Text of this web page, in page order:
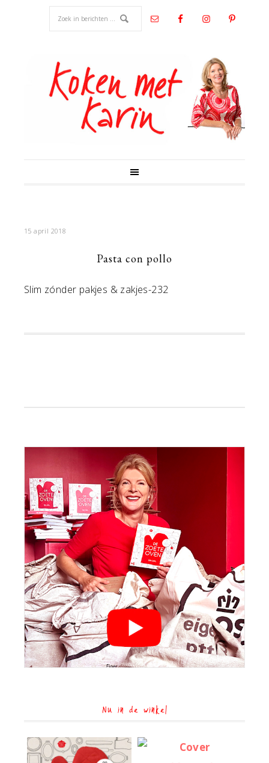
15 april 2018
Pasta con pollo
Slim zónder pakjes & zakjes-232
Nu in de winkel